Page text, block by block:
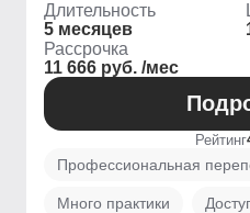
Длительность
5 месяцев
Рассрочка
11 666 руб. /мес
Рейтинг
Профессиональная
Много практики